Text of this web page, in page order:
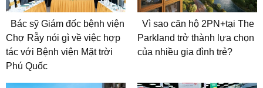
Bác sỹ Giám đốc bệnh viện
Chợ Rẫy nói gì về việc hợp
tác với Bệnh viện Mặt trời
Phú Quốc
Vì sao căn hộ 2PN+tại The
Parkland trở thành lựa chọn
của nhiều gia đình trẻ?